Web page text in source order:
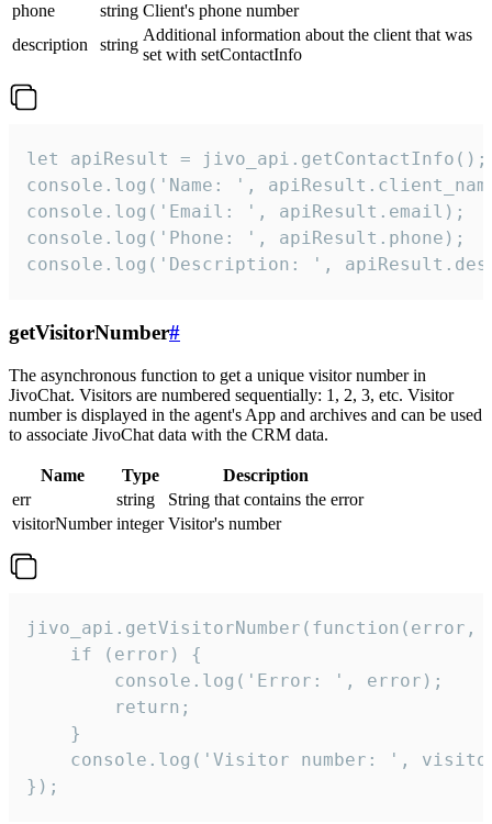
phone
string Client's phone number
description
string
Additional information about the client that was
set with setContactInfo
let apiResult = jivo_api.getContactInfo();
console.log('Name: ',
console.log('Email: ', apiResult.email);
console.log('Phone: ', apiResult.phone);
console.log('Description: ',
getVisitorNumber#
The asynchronous function to get a unique visitor number in
JivoChat. Visitors are numbered sequentially: 1, 2, 3, etc. Visitor
number is displayed in the agent's App and archives and can be used
to associate JivoChat data with the CRM data.
Name Type
Description
err
string
String that contains the error
visitorNumber integer Visitor's number
jivo_api.getVisitorNumber(function(error,
    if (error) {
        console.log('Error: ', error);
        return;
    }
console.log('Visitor number: ',
});